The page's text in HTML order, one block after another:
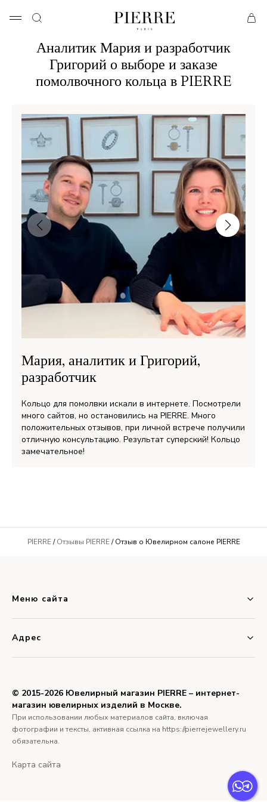
Аналитик Мария и разработчик
Григорий о выборе и заказе
помолвочного кольца в PIERRE
Мария, аналитик и Григорий,
разработчик
Кольцо для помолвки искали в интернете. Посмотрели
много сайтов, но остановились на PIERRE. Много
положительных отзывов, при личной встрече получили
отличную консультацию. Результат суперский! Кольцо
замечательное!
PIERRE/Отзывы PIERRE/ Отзыв о Ювелирном салоне PIERRE
Меню сайта
Адрес
© 2015-2026 Ювелирный магазин PIERRE – интернет-
магазин ювелирных изделий в Москве.
При использовании любых материалов сайта, включая
фотографии и тексты, активная ссылка на https://pierrejewellery.ru
обязательна.
Карта сайта